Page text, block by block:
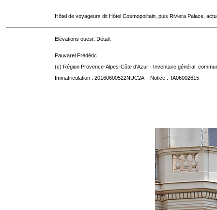
Hôtel de voyageurs dit Hôtel Cosmopolitain, puis Riviera Palace,
Elévations ouest. Détail.
Pauvarel Frédéric
(c) Région Provence-Alpes-Côte d'Azur - Inventaire général.
Immatriculation : 20160600522NUC2A Notice : IA06002615